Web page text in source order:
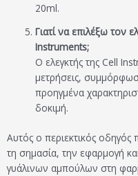
20ml.
Γιατί να επιλέξω τον
Instruments;
Ο ελεγκτής της Cell
μετρήσεις,
προηγμένα
δοκιμή.
Αυτός ο περιεκτικός οδηγός
τη σημασία, την εφαρμογή
γυάλινων αμπούλων στη